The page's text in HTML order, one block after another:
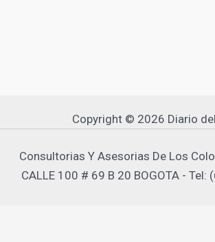
Copyright © 2026 Diario
Consultorias Y Asesorias De Los
CALLE 100 # 69 B 20 BOGOTA -